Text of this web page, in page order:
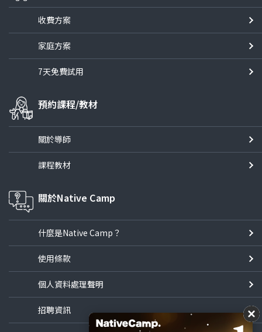
收費方案
家庭方案
7天免費試用
預約課程/教材
關於導師
課程教材
關於Native Camp
什麼是Native Camp？
使用條款
個人資料處理聲明
招聘資訊